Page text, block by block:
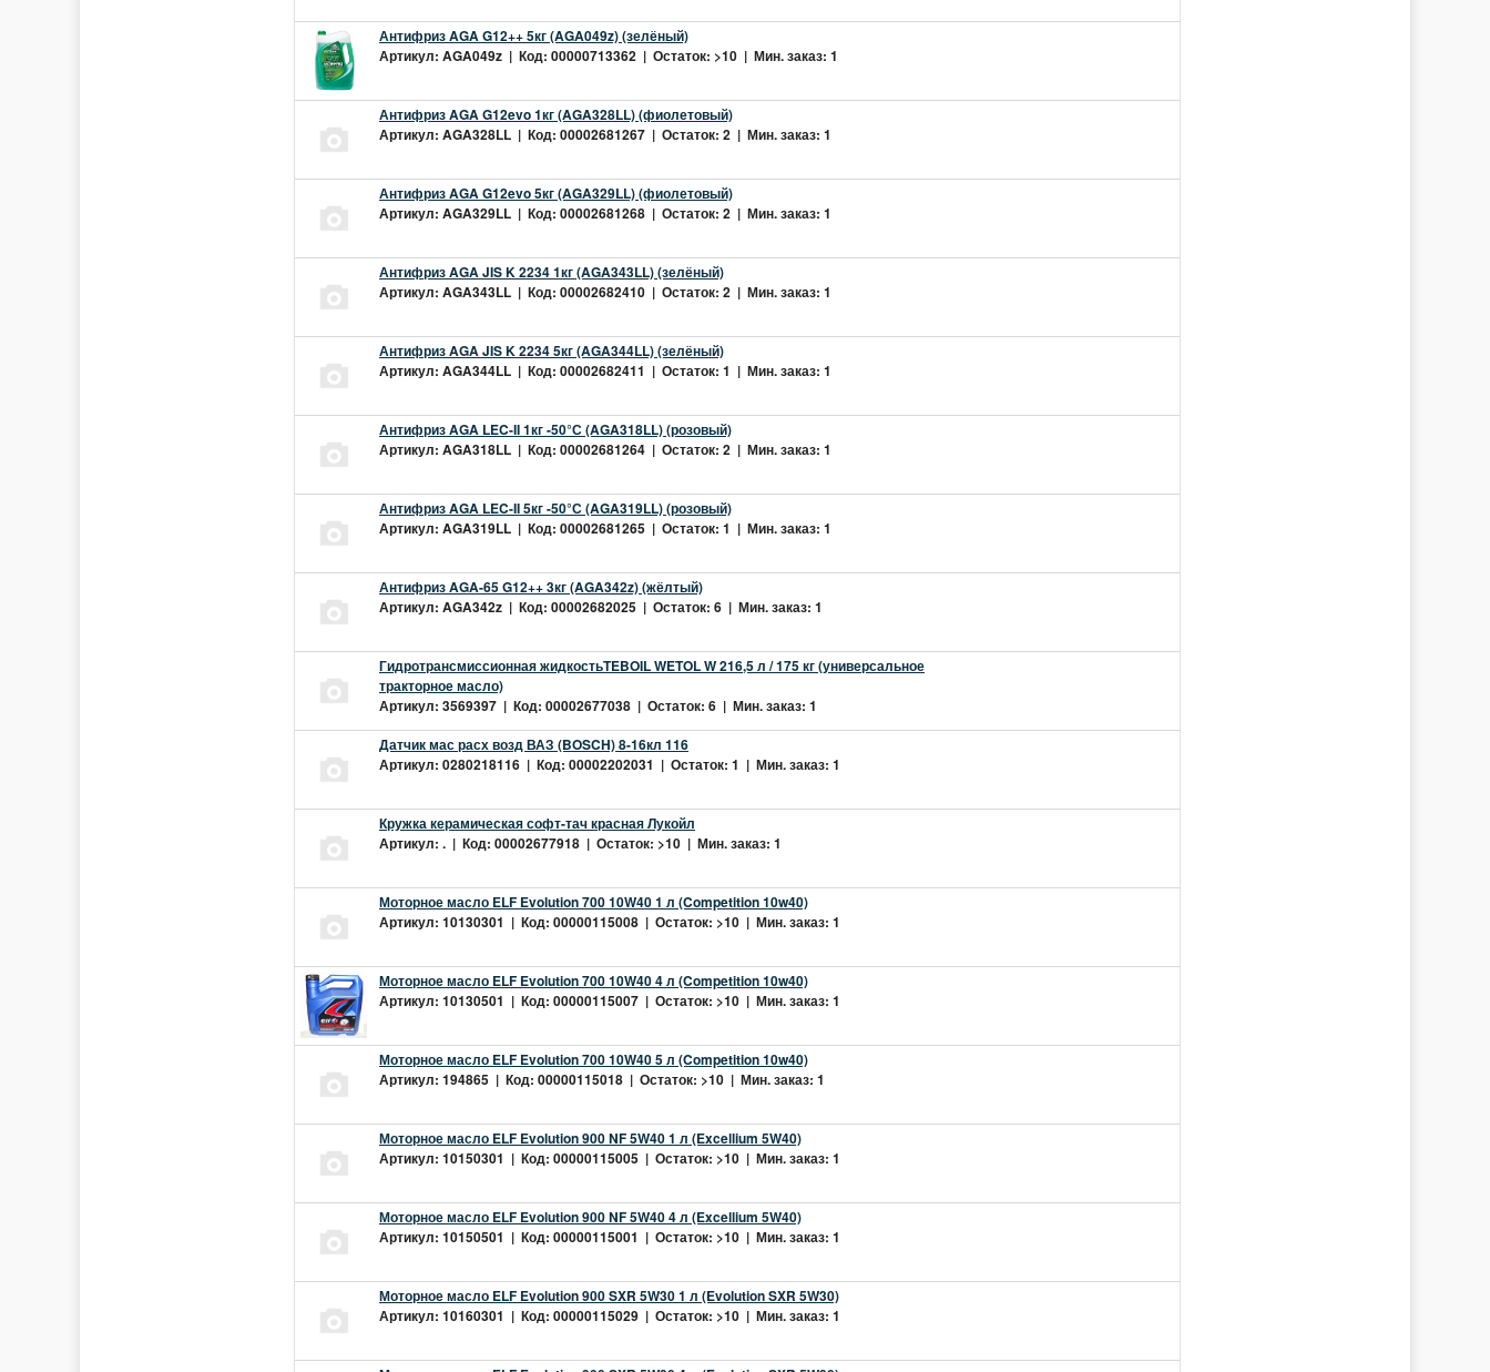
Антифриз AGA G12++ 5кг (AGA049z) (зелёный)
Артикул: AGA049z | Код: 00000713362 | Остаток: >10 | Мин. заказ: 1
Антифриз AGA G12evo 1кг (AGA328LL) (фиолетовый)
Артикул: AGA328LL | Код: 00002681267 | Остаток: 2 | Мин. заказ: 1
Антифриз AGA G12evo 5кг (AGA329LL) (фиолетовый)
Артикул: AGA329LL | Код: 00002681268 | Остаток: 2 | Мин. заказ: 1
Антифриз AGA JIS K 2234 1кг (AGA343LL) (зелёный)
Артикул: AGA343LL | Код: 00002682410 | Остаток: 2 | Мин. заказ: 1
Антифриз AGA JIS K 2234 5кг (AGA344LL) (зелёный)
Артикул: AGA344LL | Код: 00002682411 | Остаток: 1 | Мин. заказ: 1
Антифриз AGA LEC-II 1кг -50°С (AGA318LL) (розовый)
Артикул: AGA318LL | Код: 00002681264 | Остаток: 2 | Мин. заказ: 1
Антифриз AGA LEC-II 5кг -50°С (AGA319LL) (розовый)
Артикул: AGA319LL | Код: 00002681265 | Остаток: 1 | Мин. заказ: 1
Антифриз AGA-65 G12++ 3кг (AGA342z) (жёлтый)
Артикул: AGA342z | Код: 00002682025 | Остаток: 6 | Мин. заказ: 1
Гидротрансмиссионная жидкостьTEBOIL WETOL W 216,5 л / 175 кг (универсальное
тракторное масло)
Артикул: 3569397 | Код: 00002677038 | Остаток: 6 | Мин. заказ: 1
Датчик мас расх возд ВАЗ (BOSCH) 8-16кл 116
Артикул: 0280218116 | Код: 00002202031 | Остаток: 1 | Мин. заказ: 1
Кружка керамическая софт-тач красная Лукойл
Артикул: . | Код: 00002677918 | Остаток: >10 | Мин. заказ: 1
Моторное масло ELF Evolution 700 10W40 1 л (Competition 10w40)
Артикул: 10130301 | Код: 00000115008 | Остаток: >10 | Мин. заказ: 1
Моторное масло ELF Evolution 700 10W40 4 л (Competition 10w40)
Артикул: 10130501 | Код: 00000115007 | Остаток: >10 | Мин. заказ: 1
Моторное масло ELF Evolution 700 10W40 5 л (Competition 10w40)
Артикул: 194865 | Код: 00000115018 | Остаток: >10 | Мин. заказ: 1
Моторное масло ELF Evolution 900 NF 5W40 1 л (Excellium 5W40)
Артикул: 10150301 | Код: 00000115005 | Остаток: >10 | Мин. заказ: 1
Моторное масло ELF Evolution 900 NF 5W40 4 л (Excellium 5W40)
Артикул: 10150501 | Код: 00000115001 | Остаток: >10 | Мин. заказ: 1
Моторное масло ELF Evolution 900 SXR 5W30 1 л (Evolution SXR 5W30)
Артикул: 10160301 | Код: 00000115029 | Остаток: >10 | Мин. заказ: 1